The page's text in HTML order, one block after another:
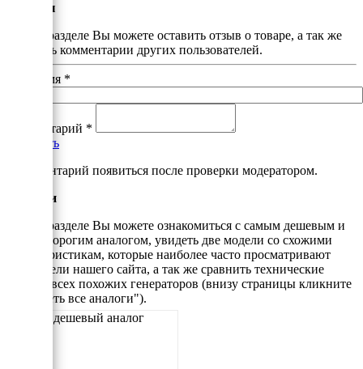
Отзывы
В этом разделе Вы можете оставить отзыв о товаре, а так же
почитать комментарии других пользователей.
Ваше имя *
Комментарий *
Добавить
*Комментарий появиться после проверки модератором.
Аналоги
В этом разделе Вы можете ознакомиться с самым дешевым и
самым дорогим аналогом, увидеть две модели со схожими
характеристикам, которые наиболее часто просматривают
посетители нашего сайта, а так же сравнить технические
данные всех похожих генераторов (внизу страницы кликните
"Смотреть все аналоги").
Самый дешевый аналог